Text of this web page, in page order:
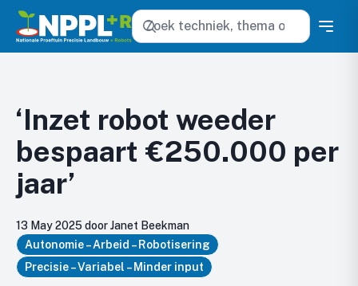
Zoeken
‘Inzet robot weeder
bespaart €250.000 per
jaar’
13 May 2025 door Janet Beekman
Autonomie – Arbeid – Robotisering
Precisie – Variabel – Minder input